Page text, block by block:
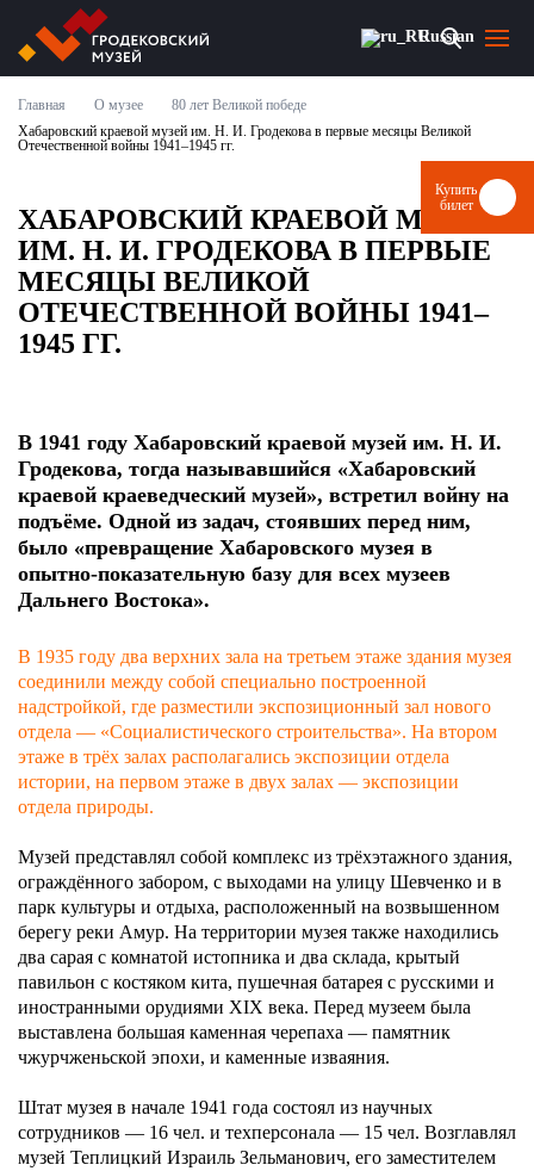
Russian
Главная О музее
80 лет Великой победе
Хабаровский краевой музей им. Н. И. Гродекова в первые месяцы Великой
Отечественной войны 1941–1945 гг.
ХАБАРОВСКИЙ КРАЕВОЙ МУЗЕЙ
ИМ. Н. И. ГРОДЕКОВА В ПЕРВЫЕ
МЕСЯЦЫ ВЕЛИКОЙ
ОТЕЧЕСТВЕННОЙ ВОЙНЫ 1941–
1945 ГГ.
В 1941 году Хабаровский краевой музей им. Н. И.
Гродекова, тогда называвшийся «Хабаровский
краевой краеведческий музей», встретил войну на
подъёме. Одной из задач, стоявших перед ним,
было «превращение Хабаровского музея в
опытно‑показательную базу для всех музеев
Дальнего Востока».
В 1935 году два верхних зала на третьем этаже здания музея
соединили между собой специально построенной
надстройкой, где разместили экспозиционный зал нового
отдела — «Социалистического строительства». На втором
этаже в трёх залах располагались экспозиции отдела
истории, на первом этаже в двух залах — экспозиции
отдела природы.
Музей представлял собой комплекс из трёхэтажного здания,
ограждённого забором, с выходами на улицу Шевченко и в
парк культуры и отдыха, расположенный на возвышенном
берегу реки Амур. На территории музея также находились
два сарая с комнатой истопника и два склада, крытый
павильон с костяком кита, пушечная батарея с русскими и
иностранными орудиями XIX века. Перед музеем была
выставлена большая каменная черепаха — памятник
чжурчженьской эпохи, и каменные изваяния.
Штат музея в начале 1941 года состоял из научных
сотрудников — 16 чел. и техперсонала — 15 чел. Возглавлял
музей Теплицкий Израиль Зельманович, его заместителем
О МУЗЕЕ
СОБЫТИЯ И ВЫСТАВКИ
ВИЗИТ
МУЗЕЙ ОНЛАЙН
КУПИТЬ БИЛЕТ
КУПИТЬ БИЛЕТ
г. Хабаровск,
ул. Шевченко, 11
смотреть на карте
Вт–Вс: 10:00–18:00
Санитарный день:
Купить
билет